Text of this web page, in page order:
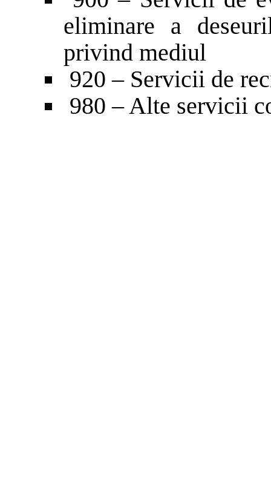
eliminare a
privind mediul
920 – Servicii de
980 – Alte servicii